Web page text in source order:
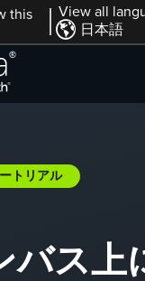
this
View all
日本語
トリアル
バス上